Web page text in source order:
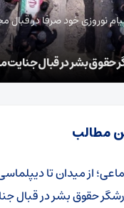
نوروزی خود صرفا در قبال
حقوق بشر در قبال جنایت
مطالب
از میدان تا
حقوق بشر در قبال